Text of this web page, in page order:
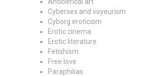
Cybersex and voyeurism
Cyborg eroticism
Erotic cinema
Erotic literature
Fetishism
Free love
Paraphilias